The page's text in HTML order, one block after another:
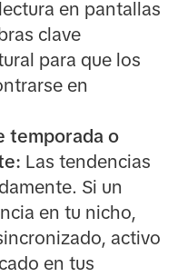
en pantallas
clave
para que los
en
temporada o
Las tendencias
Si un
en tu nicho,
activo
en tus